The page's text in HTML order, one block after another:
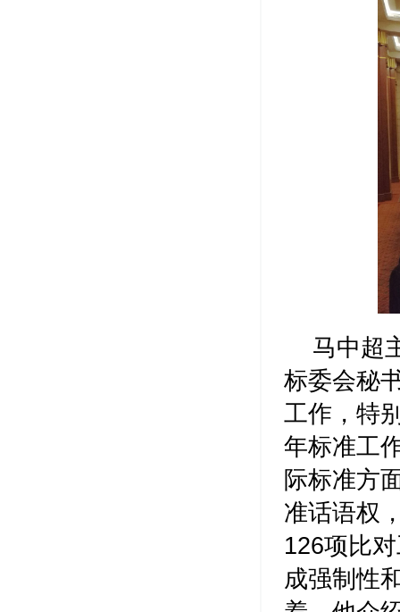
马中超
标委会秘
工作，特
年标准工
际标准方
准话语权
126项比
成强制性